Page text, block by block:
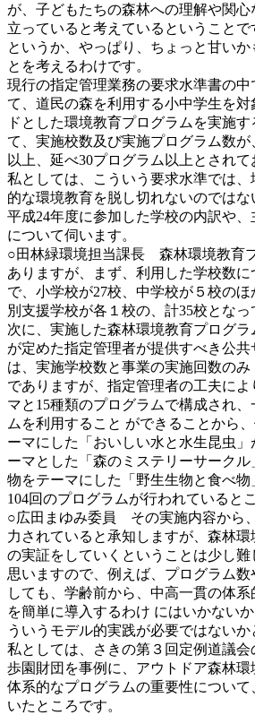
が、子どもたちの森林への理解や関
立っていると考えているということ
というか、やっぱり、ちょっと甘いか
とを考えるわけです。
現行の指定管理業務の要求水準書の中
て、道民の森を利用する小中学生を
ドとした環境教育プログラムを実施
て、実施校数及び実施プログラム数が
以上、延べ30プログラム以上とされて
私としては、こういう要求水準では、
的な環境教育を脱し切れないのではな
平成24年度に参加した学校の内訳や
について伺います。
○田林緑環境担当課長 森林環境教育
ありますが、まず、利用した学校数
で、小学校が27校、中学校が５校の
別支援学校が各１校の、計35校となっ
次に、実施した森林環境教育プログ
が定めた指定管理者が提供すべき公
は、実施学校数と事業の実施回数のみ
でありますが、指定管理者の工夫に
マと15種類のプログラムで構成され
ムを利用すること ができることから
ーマにした「おいしい水と水生昆虫
ーマとした「森のミステリーサークル
物をテーマにした「野生生物と食べ物
104回のプログラムが行われていると
○広田まゆみ委員 その実施内容から
力されていると承知しますが、森林
の実証をしていくということは少し難
思いますので、例えば、プログラム数
しても、学齢前から、中高一貫の体
を簡単に導入するわけ にはいかない
ういうモデル的実践が必要ではないか
私としては、さきの第３回定例道議
歩園財団を事例に、アウトドア森林
体系的なプログラムの重要性につい
いたところです。